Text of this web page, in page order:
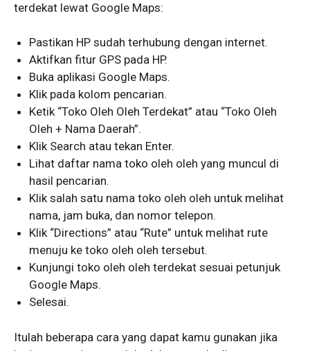
terdekat lewat Google Maps:
Pastikan HP sudah terhubung dengan internet.
Aktifkan fitur GPS pada HP.
Buka aplikasi Google Maps.
Klik pada kolom pencarian.
Ketik “Toko Oleh Oleh Terdekat” atau “Toko Oleh
Oleh + Nama Daerah”.
Klik Search atau tekan Enter.
Lihat daftar nama toko oleh oleh yang muncul di
hasil pencarian.
Klik salah satu nama toko oleh oleh untuk melihat
nama, jam buka, dan nomor telepon.
Klik “Directions” atau “Rute” untuk melihat rute
menuju ke toko oleh oleh tersebut.
Kunjungi toko oleh oleh terdekat sesuai petunjuk
Google Maps.
Selesai.
Itulah beberapa cara yang dapat kamu gunakan jika